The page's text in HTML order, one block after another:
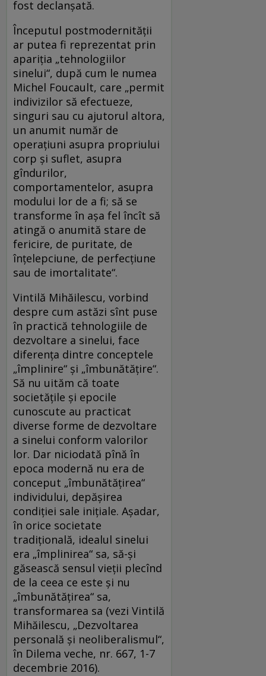
fost declanșată.
Începutul postmodernității
ar putea fi reprezentat prin
apariția „tehnologiilor
sinelui“, după cum le numea
Michel Foucault, care „permit
indivizilor să efectueze,
singuri sau cu ajutorul altora,
un anumit număr de
operațiuni asupra propriului
corp și suflet, asupra
gîndurilor,
comportamentelor, asupra
modului lor de a fi; să se
transforme în așa fel încît să
atingă o anumită stare de
fericire, de puritate, de
înțelepciune, de perfecțiune
sau de imortalitate“.
Vintilă Mihăilescu, vorbind
despre cum astăzi sînt puse
în practică tehnologiile de
dezvoltare a sinelui, face
diferența dintre conceptele
„împlinire“ și „îmbunătățire“.
Să nu uităm că toate
societățile și epocile
cunoscute au practicat
diverse forme de dezvoltare
a sinelui conform valorilor
lor. Dar niciodată pînă în
epoca modernă nu era de
conceput „îmbunătățirea“
individului, depășirea
condiției sale inițiale. Așadar,
în orice societate
tradițională, idealul sinelui
era „împlinirea“ sa, să-și
găsească sensul vieții plecînd
de la ceea ce este și nu
„îmbunătățirea“ sa,
transformarea sa (vezi Vintilă
Mihăilescu, „Dezvoltarea
personală și neoliberalismul“,
în Dilema veche, nr. 667, 1-7
decembrie 2016).